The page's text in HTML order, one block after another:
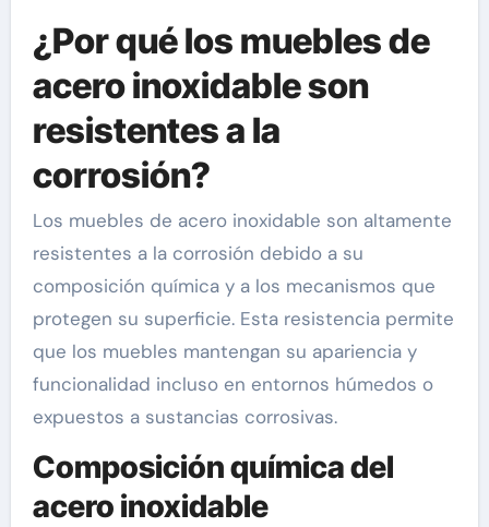
¿Por qué los muebles de
acero inoxidable son
resistentes a la
corrosión?
Los muebles de acero inoxidable son altamente
resistentes a la corrosión debido a su
composición química y a los mecanismos que
protegen su superficie. Esta resistencia permite
que los muebles mantengan su apariencia y
funcionalidad incluso en entornos húmedos o
expuestos a sustancias corrosivas.
Composición química del
acero inoxidable